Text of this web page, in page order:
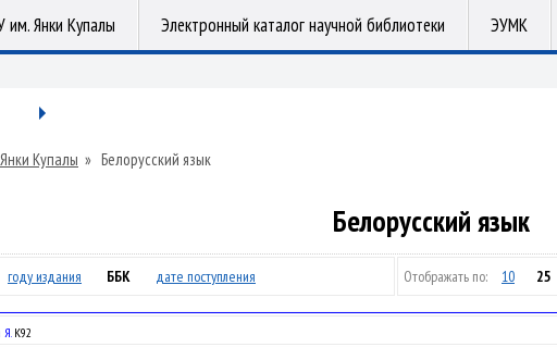
им. Янки Купалы Электронный каталог научной библиотеки ЭУМК
Купалы » Белорусский язык
Белорусский язык
году издания ББК дате поступления Отображать по: 10 25
К92